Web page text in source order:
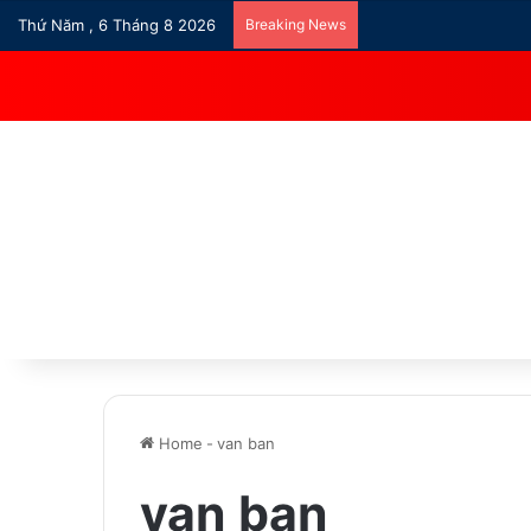
Thứ Năm , 6 Tháng 8 2026 Breaking News
Home - van ban
van ban